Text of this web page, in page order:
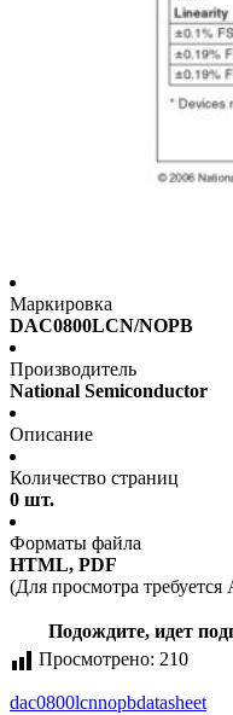
Маркировка
DAC0800LCN/NOPB
Производитель
National Semiconductor
Описание
Количество страниц
0 шт.
Форматы файла
HTML, PDF
(Для просмотра требуется
Подождите, идет
Просмотрено: 210
dac0800lcnnopbdatasheet